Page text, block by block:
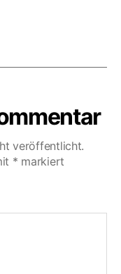
veröffentlicht.
* markiert